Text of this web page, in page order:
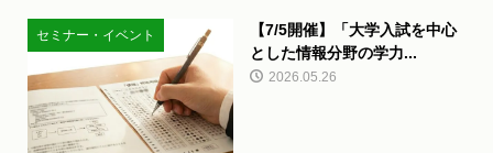
セミナー・イベント
【7/5開催】「大学入試を中心
とした情報分野の学力...
2026.05.26